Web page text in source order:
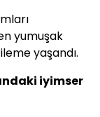
yumuşak
yaşandı.
iyimser